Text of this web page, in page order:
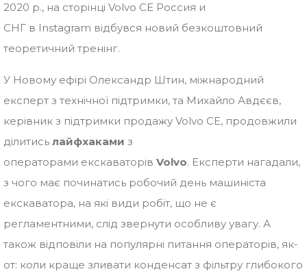
2020 р., на сторінці Volvo CE Россия и
СНГ в Instagram відбувся новий безкоштовний
теоретичний тренінг.
У Новому ефірі Олександр Штин, міжнародний
експерт з технічної підтримки, та Михайло Авдєєв,
керівник з підтримки продажу Volvo CE, продовжили
ділитись лайфхаками з
операторами екскаваторів Volvo. Експерти нагадали,
з чого має починатись робочий день машиніста
екскаватора, на які види робіт, що не є
регламентними, слід звернути особливу увагу. А
також відповіли на популярні питання операторів, як-
от: коли краще зливати конденсат з фільтру глибокого